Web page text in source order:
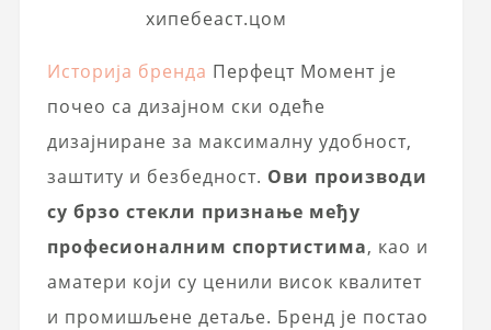
хипебеаст.цом
Историја бренда Перфецт Момент је
почео са дизајном ски одеће
дизајниране за максималну удобност,
заштиту и безбедност. Ови производи
су брзо стекли признање међу
професионалним спортистима, као и
аматери који су ценили висок квалитет
и промишљене детаље. Бренд је постао